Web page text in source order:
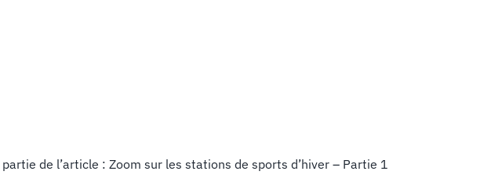
de l’article : Zoom sur les stations de sports d’hiver – Partie 1